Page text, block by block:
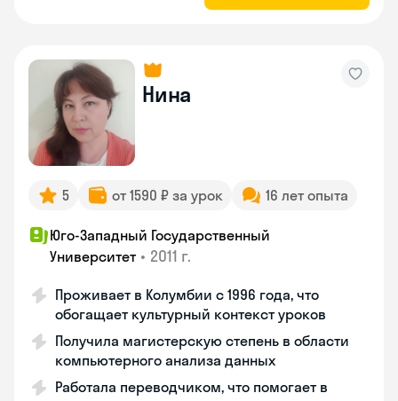
Нина
5 от 1590 ₽ за урок 16 лет опыта
Юго-Западный Государственный
Университет • 2011 г.
Проживает в Колумбии с 1996 года, что
обогащает культурный контекст уроков
Получила магистерскую степень в области
компьютерного анализа данных
Работала переводчиком, что помогает в